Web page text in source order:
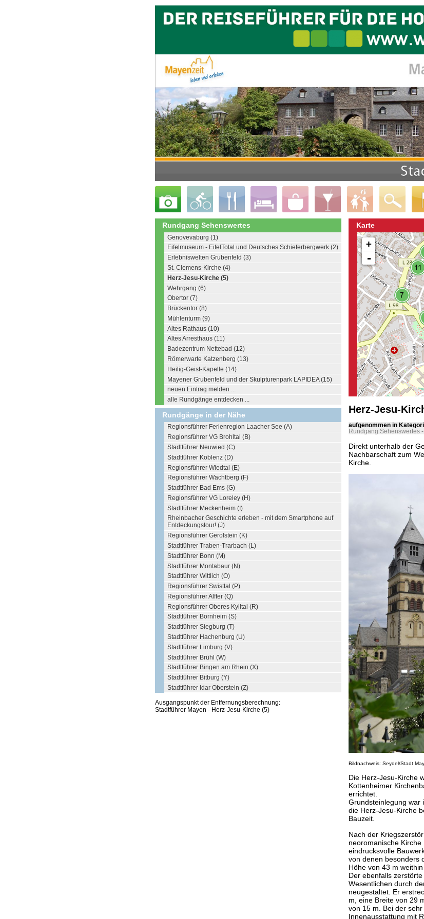
Rundgang Sehenswertes
Genovevaburg (1)
Eifelmuseum - EifelTotal und Deutsches Schieferbergwerk (2)
Erlebniswelten Grubenfeld (3)
St. Clemens-Kirche (4)
Herz-Jesu-Kirche (5)
Wehrgang (6)
Obertor (7)
Brückentor (8)
Mühlenturm (9)
Altes Rathaus (10)
Altes Arresthaus (11)
Badezentrum Nettebad (12)
Römerwarte Katzenberg (13)
Heilig-Geist-Kapelle (14)
Mayener Grubenfeld und der Skulpturenpark LAPIDEA (15)
neuen Eintrag melden ...
alle Rundgänge entdecken ...
Rundgänge in der Nähe
Regionsführer Ferienregion Laacher See (A)
Regionsführer VG Brohltal (B)
Stadtführer Neuwied (C)
Stadtführer Koblenz (D)
Regionsführer Wiedtal (E)
Regionsführer Wachtberg (F)
Stadtführer Bad Ems (G)
Regionsführer VG Loreley (H)
Stadtführer Meckenheim (I)
Rheinbacher Geschichte erleben - mit dem Smartphone auf
Entdeckungstour! (J)
Regionsführer Gerolstein (K)
Stadtführer Traben-Trarbach (L)
Stadtführer Bonn (M)
Stadtführer Montabaur (N)
Stadtführer Wittlich (O)
Regionsführer Swisttal (P)
Regionsführer Alfter (Q)
Regionsführer Oberes Kylltal (R)
Stadtführer Bornheim (S)
Stadtführer Siegburg (T)
Stadtführer Hachenburg (U)
Stadtführer Limburg (V)
Stadtführer Brühl (W)
Stadtführer Bingen am Rhein (X)
Stadtführer Bitburg (Y)
Stadtführer Idar Oberstein (Z)
Ausgangspunkt der Entfernungsberechnung:
Stadtführer Mayen - Herz-Jesu-Kirche (5)
Karte
+
-
Herz-Jesu-
aufgenommen in
Rundgang Sehenswertes -
Direkt unterhalb der
Nachbarschaft zum
Kirche.
Bildnachweis: Seydel/Stadt
Die Herz-Jesu-Kirche
Kottenheimer
errichtet.
Grundsteinlegung war
die Herz-Jesu-Kirche
Bauzeit.
Nach der
neoromanische
eindrucksvolle
von denen besonders
Höhe von 43 m weithin
Der ebenfalls
Wesentlichen durch
neugestaltet. Er
m, eine Breite von 29
von 15 m. Bei der
Innenausstattung mit